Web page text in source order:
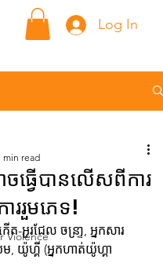
Klahaan Log In
Violence
ធ្វើបានលើសពីការ
រួមភេទ!
min read
-អួរជែល ចន្រា្ទ, អ្នកសារ
, យ៉ូហ្គី (អ្នកហាត់យ៉ូហ្គា